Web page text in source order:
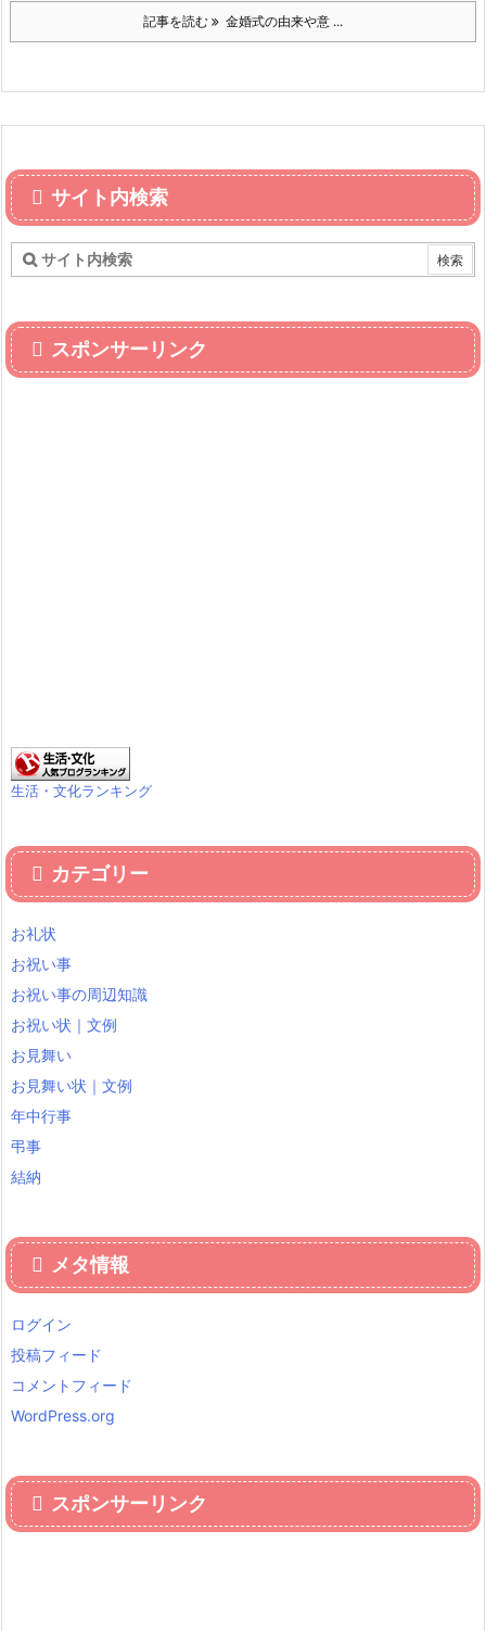
記事を読む 金婚式の由来や意 ...
サイト内検索
スポンサーリンク
生活・文化ランキング
カテゴリー
お礼状
お祝い事
お祝い事の周辺知識
お祝い状｜文例
お見舞い
お見舞い状｜文例
年中行事
弔事
結納
メタ情報
ログイン
投稿フィード
コメントフィード
WordPress.org
スポンサーリンク